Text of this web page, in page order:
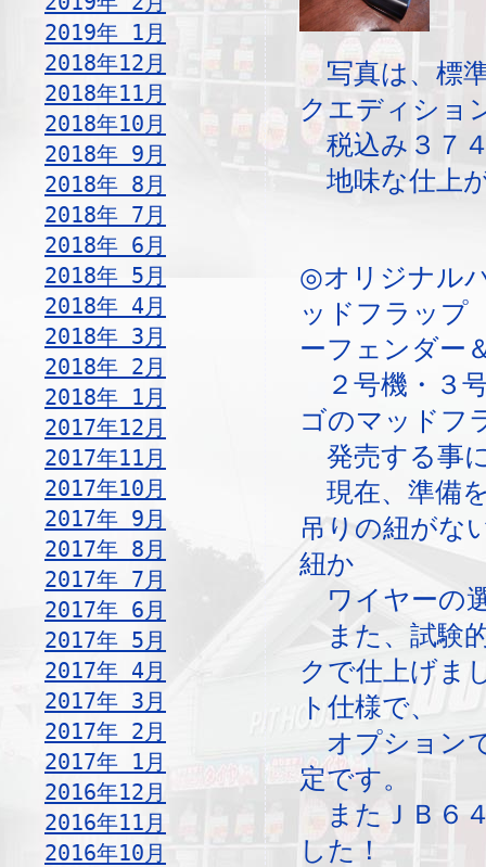
2019年 1月
2018年12月
2018年11月
2018年10月
2018年 9月
2018年 8月
2018年 7月
2018年 6月
2018年 5月
2018年 4月
2018年 3月
2018年 2月
2018年 1月
2017年12月
2017年11月
2017年10月
2017年 9月
2017年 8月
2017年 7月
2017年 6月
2017年 5月
2017年 4月
2017年 3月
2017年 2月
2017年 1月
2016年12月
2016年11月
2016年10月
写真は、標
クエディショ
税込み３７
地味な仕上
◎オリジナル
ッドフラップ
ーフェンダー
２号機・３
ゴのマッドフ
発売する事
現在、準備
吊りの紐がな
紐か
ワイヤーの
また、試験
クで仕上げま
ト仕様で、
オプション
定です。
またＪＢ６
した！